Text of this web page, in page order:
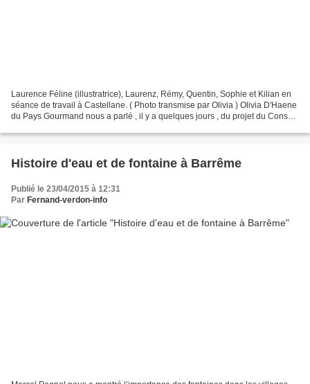
Laurence Féline (illustratrice), Laurenz, Rémy, Quentin, Sophie et Kilian en
séance de travail à Castellane. ( Photo transmise par Olivia ) Olivia D'Haene
du Pays Gourmand nous a parlé , il y a quelques jours , du projet du Conseil
Histoire d'eau et de fontaine à Barrême
Publié le 23/04/2015 à 12:31
Par Fernand-verdon-info